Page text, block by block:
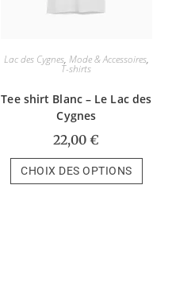
Lac des Cygnes, Mode & Accessoires,
T-shirts
Tee shirt Blanc – Le Lac des
Cygnes
22,00€
CHOIX DES OPTIONS